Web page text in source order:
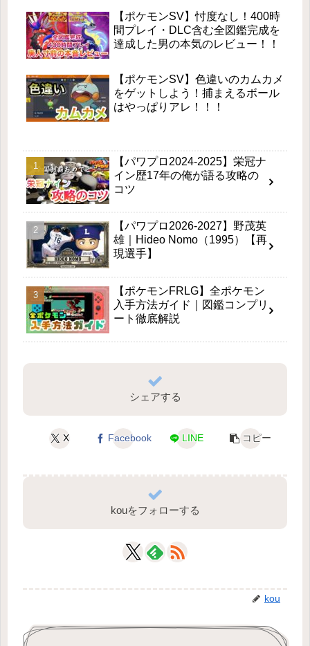
【ポケモンSV】忖度なし！400時
間プレイ・DLC含む全図鑑完成を
達成した男の本気のレビュー！！
【ポケモンSV】色違いのカムカメ
をゲットしよう！捕まえるボール
はやっぱりアレ！！！
【パワプロ2024-2025】栄冠ナ
イン歴17年の俺が語る攻略の
コツ
【パワプロ2026-2027】野茂英
雄｜Hideo Nomo（1995）【再
現選手】
【ポケモンFRLG】全ポケモン
入手方法ガイド｜図鑑コンプリ
ート徹底解説
シェアする
X Facebook LINE コピー
kouをフォローする
kou